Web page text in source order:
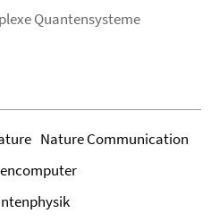
Quantensysteme
Nature Communication